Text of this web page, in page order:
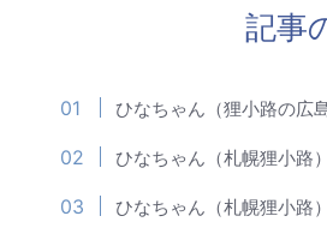
記事
ひなちゃん（狸小路の広
ひなちゃん（札幌狸小路
ひなちゃん（札幌狸小路